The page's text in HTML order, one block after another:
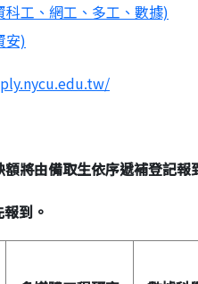
工、網工、多工、數據)
安)
將由備取生依序遞補登記報
到。